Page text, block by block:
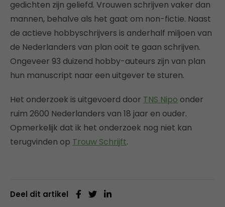
gedichten zijn geliefd. Vrouwen schrijven vaker dan
mannen, behalve als het gaat om non-fictie. Naast
de actieve hobbyschrijvers is anderhalf miljoen van
de Nederlanders van plan ooit te gaan schrijven.
Ongeveer 93 duizend hobby-auteurs zijn van plan
hun manuscript naar een uitgever te sturen.
Het onderzoek is uitgevoerd door TNS Nipo onder
ruim 2600 Nederlanders van 18 jaar en ouder.
Opmerkelijk dat ik het onderzoek nog niet kan
terugvinden op Trouw Schrijft.
Deel dit artikel